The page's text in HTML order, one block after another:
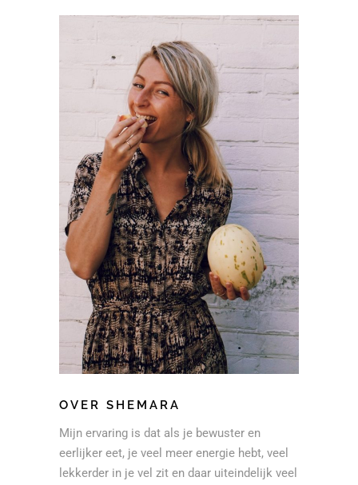
OVER SHEMARA
Mijn ervaring is dat als je bewuster en
eerlijker eet, je veel meer energie hebt, veel
lekkerder in je vel zit en daar uiteindelijk veel